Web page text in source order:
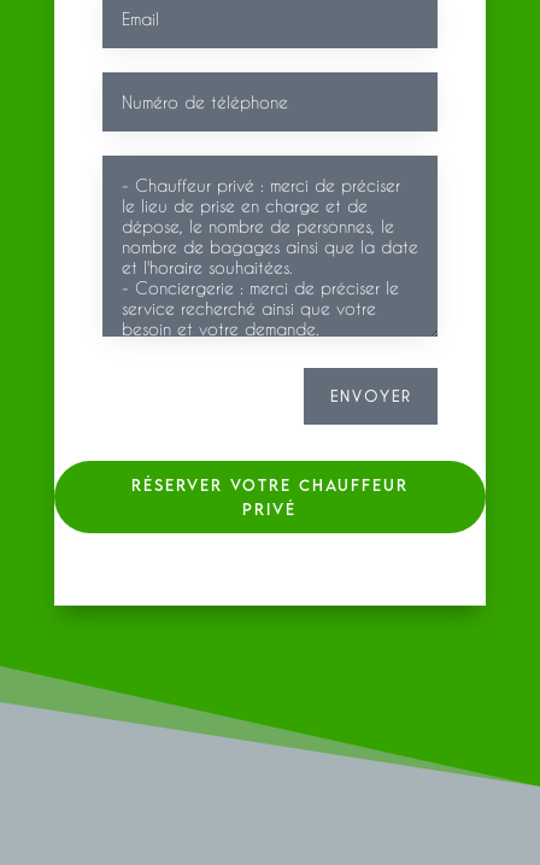
ENVOYER
RÉSERVER VOTRE CHAUFFEUR
PRIVÉ